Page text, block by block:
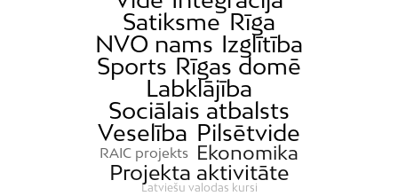
Satiksme Rīga
NVO nams Izglītība
Sports Rīgas domē
Labklājība
Sociālais atbalsts
Veselība Pilsētvide
RAIC projekts Ekonomika
Projekta aktivitāte
Latviešu valodas kursi